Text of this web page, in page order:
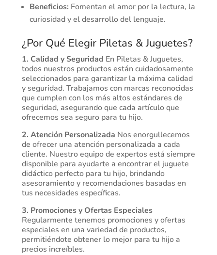
Beneficios: Fomentan el amor por la lectura, la
curiosidad y el desarrollo del lenguaje.
¿Por Qué Elegir Piletas & Juguetes?
1. Calidad y Seguridad En Piletas & Juguetes,
todos nuestros productos están cuidadosamente
seleccionados para garantizar la máxima calidad
y seguridad. Trabajamos con marcas reconocidas
que cumplen con los más altos estándares de
seguridad, asegurando que cada artículo que
ofrecemos sea seguro para tu hijo.
2. Atención Personalizada Nos enorgullecemos
de ofrecer una atención personalizada a cada
cliente. Nuestro equipo de expertos está siempre
disponible para ayudarte a encontrar el juguete
didáctico perfecto para tu hijo, brindando
asesoramiento y recomendaciones basadas en
tus necesidades específicas.
3. Promociones y Ofertas Especiales
Regularmente tenemos promociones y ofertas
especiales en una variedad de productos,
permitiéndote obtener lo mejor para tu hijo a
precios increíbles.